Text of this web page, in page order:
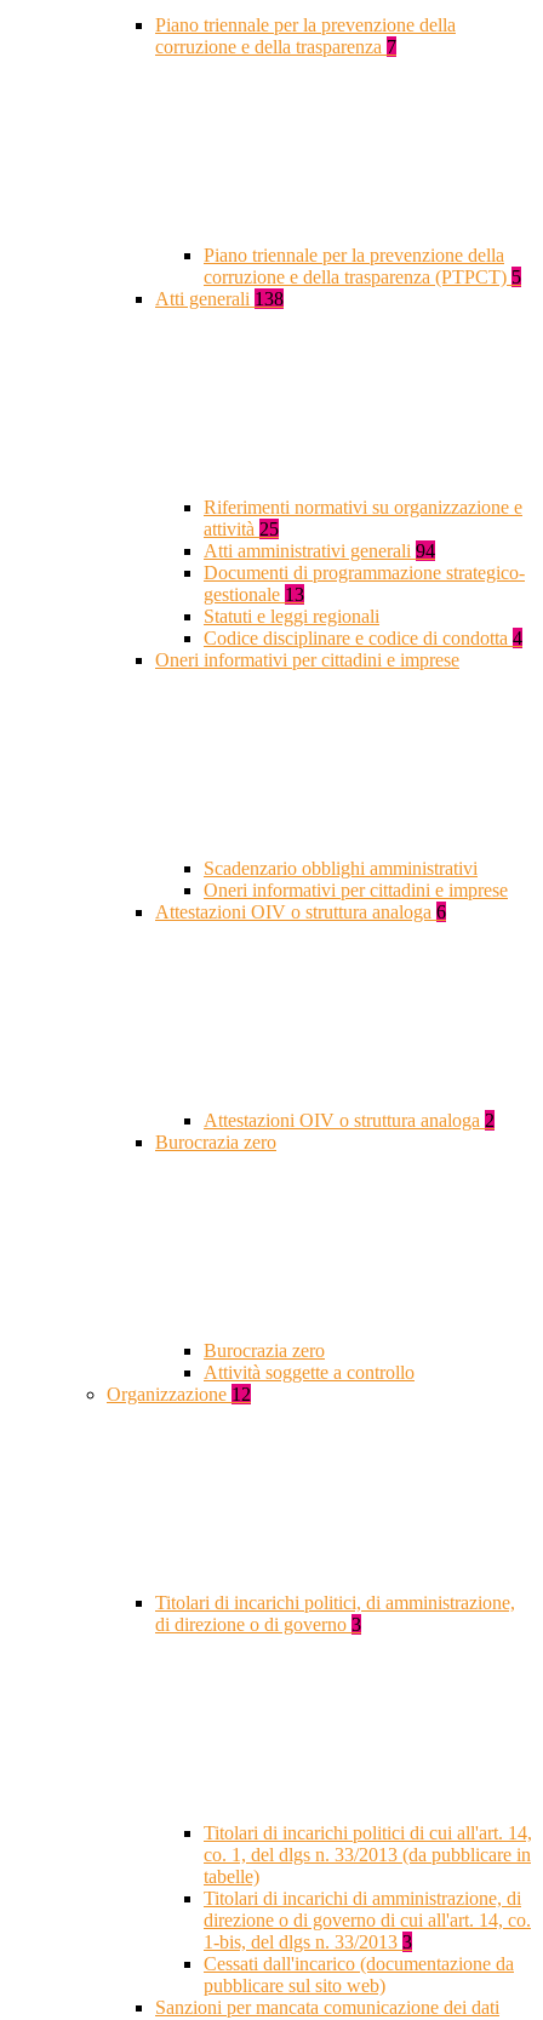
Piano triennale per la prevenzione della
corruzione e della trasparenza 7
Piano triennale per la prevenzione della
corruzione e della trasparenza (PTPCT) 5
Atti generali 138
Riferimenti normativi su organizzazione e
attività 25
Atti amministrativi generali 94
Documenti di programmazione strategico-
gestionale 13
Statuti e leggi regionali
Codice disciplinare e codice di condotta 4
Oneri informativi per cittadini e imprese
Scadenzario obblighi amministrativi
Oneri informativi per cittadini e imprese
Attestazioni OIV o struttura analoga 6
Attestazioni OIV o struttura analoga 2
Burocrazia zero
Burocrazia zero
Attività soggette a controllo
Organizzazione 12
Titolari di incarichi politici, di amministrazione,
di direzione o di governo 3
Titolari di incarichi politici di cui all'art. 14,
co. 1, del dlgs n. 33/2013 (da pubblicare in
tabelle)
Titolari di incarichi di amministrazione, di
direzione o di governo di cui all'art. 14, co.
1-bis, del dlgs n. 33/2013 3
Cessati dall'incarico (documentazione da
pubblicare sul sito web)
Sanzioni per mancata comunicazione dei dati